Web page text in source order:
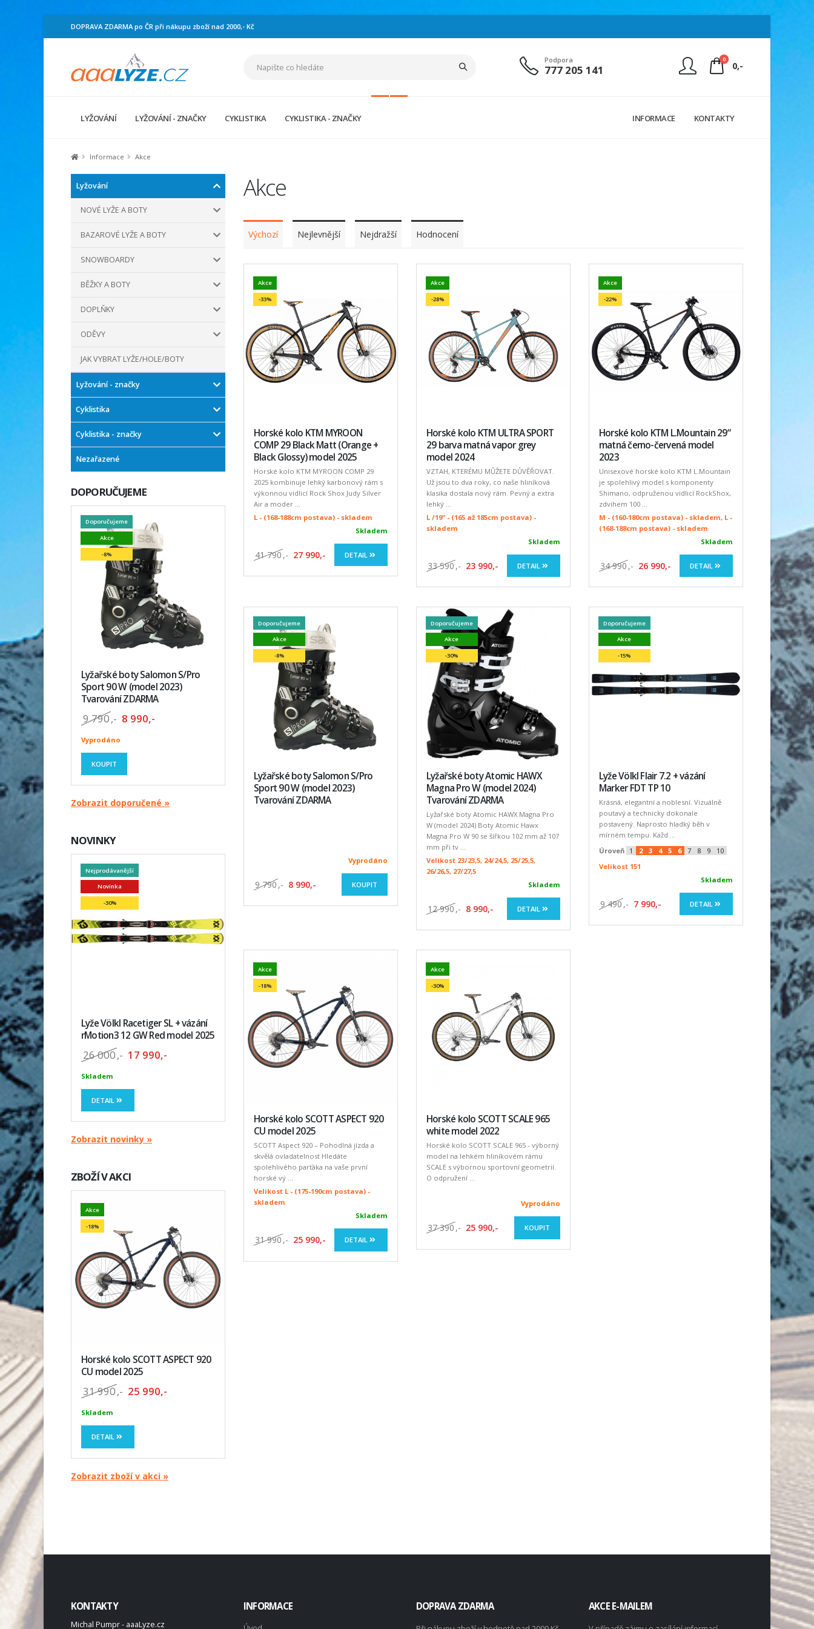
DOPRAVA ZDARMA po ČR při nákupu zboží nad 2000,- Kč
Podpora
777 205 141
0
0,-
LYŽOVÁNÍ LYŽOVÁNÍ - ZNAČKY CYKLISTIKA CYKLISTIKA - ZNAČKY INFORMACE KONTAKTY
Informace Akce
Lyžování
NOVÉ LYŽE A BOTY
BAZAROVÉ LYŽE A BOTY
SNOWBOARDY
BĚŽKY A BOTY
DOPLŇKY
ODĚVY
JAK VYBRAT LYŽE/HOLE/BOTY
Lyžování - značky
Cyklistika
Cyklistika - značky
Nezařazené
DOPORUČUJEME
Doporučujeme
Akce
-8%
Lyžařské boty Salomon S/Pro
Sport 90 W (model 2023)
Tvarování ZDARMA
9 790,- 8 990,-
Vyprodáno
KOUPIT
Zobrazit doporučené »
NOVINKY
Nejprodávanější
Novinka
-30%
Lyže Völkl Racetiger SL + vázání
rMotion3 12 GW Red model 2025
26 000,- 17 990,-
Skladem
DETAIL
Zobrazit novinky »
ZBOŽÍ V AKCI
Akce
-18%
Horské kolo SCOTT ASPECT 920
CU model 2025
31 990,- 25 990,-
Skladem
DETAIL
Zobrazit zboží v akci »
Akce
Výchozí Nejlevnější Nejdražší Hodnocení
Akce
-33%
Horské kolo KTM MYROON
COMP 29 Black Matt (Orange +
Black Glossy) model 2025
Horské kolo KTM MYROON COMP 29
2025 kombinuje lehký karbonový rám s
výkonnou vidlicí Rock Shox Judy Silver
Air a moder ...
L - (168-188cm postava) - skladem
Skladem
41 790 ,- 27 990,- DETAIL
Akce
-28%
Horské kolo KTM ULTRA SPORT
29 barva matná vapor grey
model 2024
VZTAH, KTERÉMU MŮŽETE DŮVĚŘOVAT.
Už jsou to dva roky, co naše hliníková
klasika dostala nový rám. Pevný a extra
lehký ...
L /19" - (165 až 185cm postava) -
skladem
Skladem
33 590 ,- 23 990,- DETAIL
Akce
-22%
Horské kolo KTM L.Mountain 29“
matná černo-červená model
2023
Unisexové horské kolo KTM L.Mountain
je spolehlivý model s komponenty
Shimano, odpruženou vidlicí RockShox,
zdvihem 100 ...
M - (160-180cm postava) - skladem, L -
(168-188cm postava) - skladem
Skladem
34 990 ,- 26 990,- DETAIL
Doporučujeme
Akce
-8%
Lyžařské boty Salomon S/Pro
Sport 90 W (model 2023)
Tvarování ZDARMA
Vyprodáno
9 790 ,- 8 990,- KOUPIT
Doporučujeme
Akce
-30%
Lyžařské boty Atomic HAWX
Magna Pro W (model 2024)
Tvarování ZDARMA
Lyžařské boty Atomic HAWX Magna Pro
W (model 2024) Boty Atomic Hawx
Magna Pro W 90 se šířkou 102 mm až 107
mm při tv ...
Velikost 23/23,5, 24/24,5, 25/25,5,
26/26,5, 27/27,5
Skladem
12 990 ,- 8 990,- DETAIL
Doporučujeme
Akce
-15%
Lyže Völkl Flair 7.2 + vázání
Marker FDT TP 10
Krásná, elegantní a noblesní. Vizuálně
poutavý a technicky dokonale
postavený. Naprosto hladký běh v
mírném tempu. Každ ...
Úroveň
1 2 3 4 5 6 7 8 9
10
Velikost 151
Skladem
9 490 ,- 7 990,- DETAIL
Akce
-18%
Horské kolo SCOTT ASPECT 920
CU model 2025
SCOTT Aspect 920 – Pohodlná jízda a
skvělá ovladatelnost Hledáte
spolehlivého parťáka na vaše první
horské vý ...
Velikost L - (175-190cm postava) -
skladem
Skladem
31 990 ,- 25 990,- DETAIL
Akce
-30%
Horské kolo SCOTT SCALE 965
white model 2022
Horské kolo SCOTT SCALE 965 - výborný
model na lehkém hliníkovém rámu
SCALE s výbornou sportovní geometrií.
O odpružení ...
Vyprodáno
37 390 ,- 25 990,- KOUPIT
KONTAKTY
Michal Pumpr - aaaLyze.cz
INFORMACE DOPRAVA ZDARMA AKCE E-MAILEM